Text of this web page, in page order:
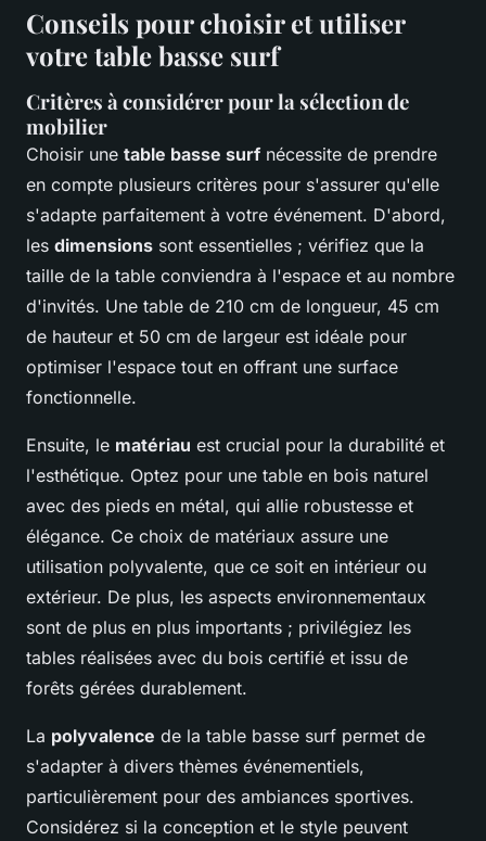
Conseils pour choisir et utiliser
votre table basse surf
Critères à considérer pour la sélection de
mobilier
Choisir une table basse surf nécessite de prendre
en compte plusieurs critères pour s'assurer qu'elle
s'adapte parfaitement à votre événement. D'abord,
les dimensions sont essentielles ; vérifiez que la
taille de la table conviendra à l'espace et au nombre
d'invités. Une table de 210 cm de longueur, 45 cm
de hauteur et 50 cm de largeur est idéale pour
optimiser l'espace tout en offrant une surface
fonctionnelle.
Ensuite, le matériau est crucial pour la durabilité et
l'esthétique. Optez pour une table en bois naturel
avec des pieds en métal, qui allie robustesse et
élégance. Ce choix de matériaux assure une
utilisation polyvalente, que ce soit en intérieur ou
extérieur. De plus, les aspects environnementaux
sont de plus en plus importants ; privilégiez les
tables réalisées avec du bois certifié et issu de
forêts gérées durablement.
La polyvalence de la table basse surf permet de
s'adapter à divers thèmes événementiels,
particulièrement pour des ambiances sportives.
Considérez si la conception et le style peuvent